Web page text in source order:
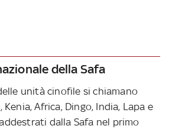
della Safa
unità cinofile si chiamano
Kenia, Africa, Dingo, India, Lapa e
dalla Safa nel primo